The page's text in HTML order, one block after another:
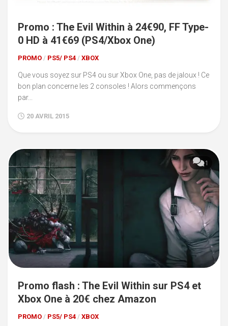
Promo : The Evil Within à 24€90, FF Type-
0 HD à 41€69 (PS4/Xbox One)
PROMO / PS5/ PS4 / XBOX
Que vous soyez sur PS4 ou sur Xbox One, pas de jaloux ! Ce
bon plan concerne les 2 consoles ! Alors commençons
par...
20 AVRIL 2015
1
Promo flash : The Evil Within sur PS4 et
Xbox One à 20€ chez Amazon
PROMO / PS5/ PS4 / XBOX